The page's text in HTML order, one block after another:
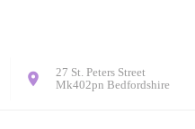
27 St. Peters Street
Mk402pn Bedfordshire((新